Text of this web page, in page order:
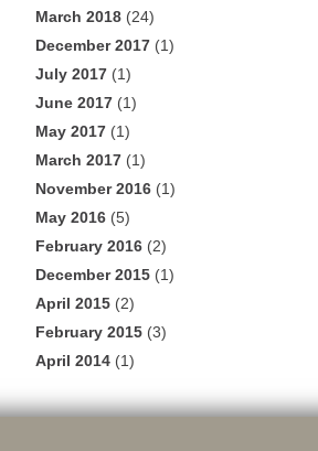
March 2018 (24)
December 2017 (1)
July 2017 (1)
June 2017 (1)
May 2017 (1)
March 2017 (1)
November 2016 (1)
May 2016 (5)
February 2016 (2)
December 2015 (1)
April 2015 (2)
February 2015 (3)
April 2014 (1)